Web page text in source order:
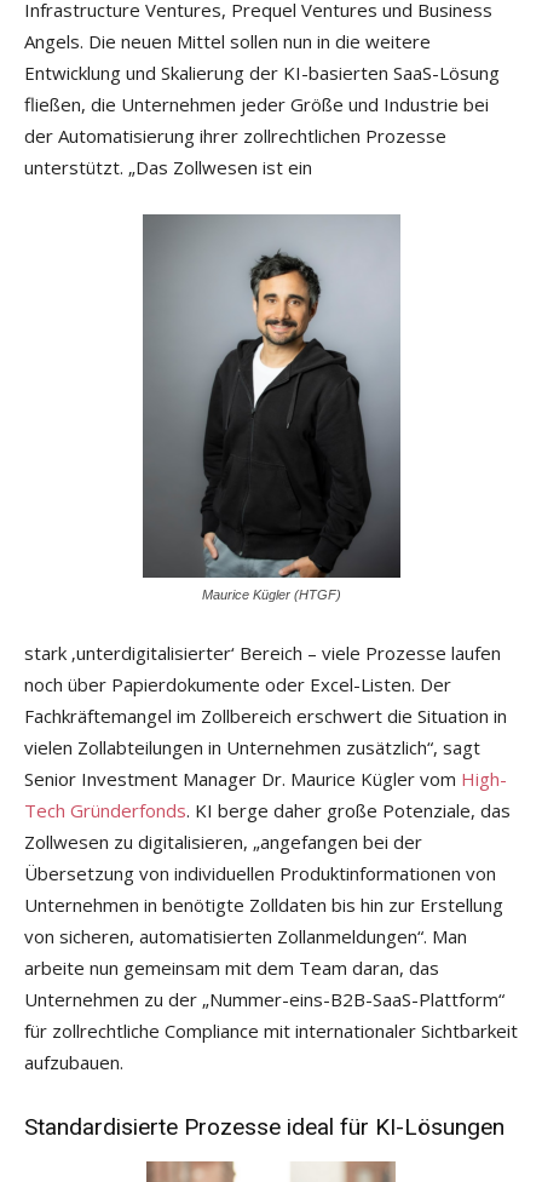
Infrastructure Ventures, Prequel Ventures und Business
Angels. Die neuen Mittel sollen nun in die weitere
Entwicklung und Skalierung der KI-basierten SaaS-Lösung
fließen, die Unternehmen jeder Größe und Industrie bei
der Automatisierung ihrer zollrechtlichen Prozesse
unterstützt. „Das Zollwesen ist ein
Maurice Kügler (HTGF)
stark ‚unterdigitalisierter‘ Bereich – viele Prozesse laufen
noch über Papierdokumente oder Excel-Listen. Der
Fachkräftemangel im Zollbereich erschwert die Situation in
vielen Zollabteilungen in Unternehmen zusätzlich“, sagt
Senior Investment Manager Dr. Maurice Kügler vom High-
Tech Gründerfonds. KI berge daher große Potenziale, das
Zollwesen zu digitalisieren, „angefangen bei der
Übersetzung von individuellen Produktinformationen von
Unternehmen in benötigte Zolldaten bis hin zur Erstellung
von sicheren, automatisierten Zollanmeldungen“. Man
arbeite nun gemeinsam mit dem Team daran, das
Unternehmen zu der „Nummer-eins-B2B-SaaS-Plattform“
für zollrechtliche Compliance mit internationaler Sichtbarkeit
aufzubauen.
Standardisierte Prozesse ideal für KI-Lösungen